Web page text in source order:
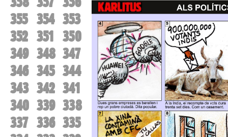
355 354 353
352 351 350
349 348 347
346 345 344
343 342 341
340 339 338
337 336 335